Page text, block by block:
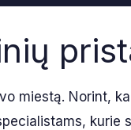
miestą. Norint,